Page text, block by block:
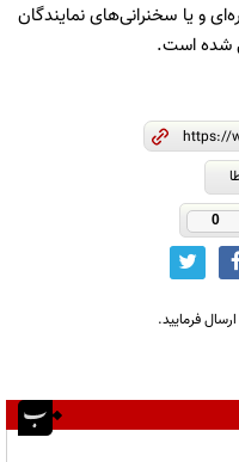
و یا سخنرانی‌های نمایندگان
شده است.
0
فرمایید.